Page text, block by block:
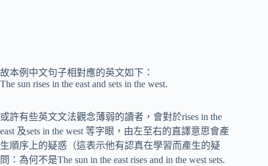
故本例中文句子相對應的英文如下：
The sun rises in the east and sets in the west.
或許有些英文文法觀念薄弱的讀者，會對於rises in the
east 及sets in the west 等字眼，由左至右的直譯意思會產
生順序上的疑惑（這表示他有認真在學習而產生的疑
問：為何不是The sun in the east rises and in the west sets.